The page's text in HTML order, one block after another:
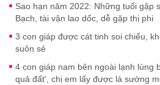
Sao hạn năm 2022: Những tuổi gặp
Bạch, tài vận lao dốc, dễ gặp thị phi
3 con giáp được cát tinh soi chiếu,
suôn sẻ
4 con giáp nam bên ngoài lạnh lùng
quả đất', chị em lấy được là sướng